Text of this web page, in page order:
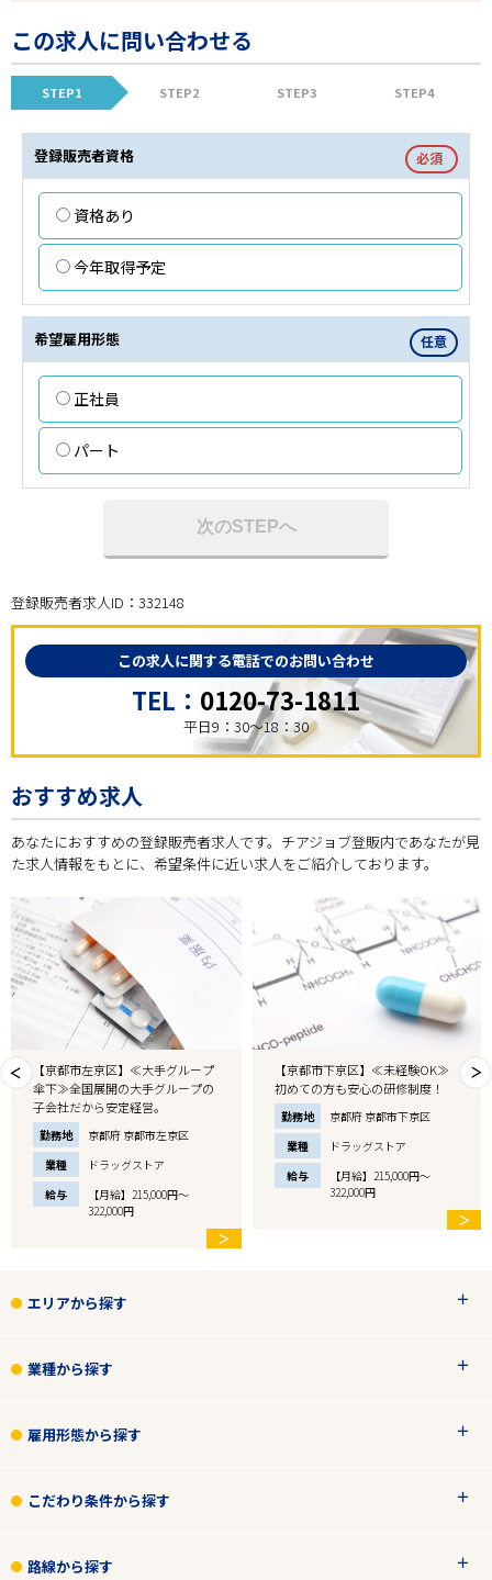
この求人に問い合わせる
STEP1 STEP2 STEP3 STEP4
登録販売者資格 必須
資格あり
今年取得予定
希望雇用形態 任意
正社員
パート
次のSTEPへ
登録販売者求人ID：332148
この求人に関する電話でのお問い合わせ
TEL： 0120-73-1811
平日9：30～18：30
おすすめ求人
あなたにおすすめの登録販売者求人です。チアジョブ登販内であなたが見
た求人情報をもとに、希望条件に近い求人をご紹介しております。
【京都市下京区】≪大手グループ
傘下≫全国展開の大手グループの
子会社だから安定経営。
勤務地
京都府 京都市下京区
ドラッグストア
給与
【月給】215,000円～
【京都市右京区】≪未経験者応募
OK≫土日勤務できる方OK！
勤務地
京都府 京都市右京区
業種
ドラッグストア
給与
【月給】215,000円～
＞
エリアから探す
業種から探す
雇用形態から探す
こだわり条件から探す
路線から探す